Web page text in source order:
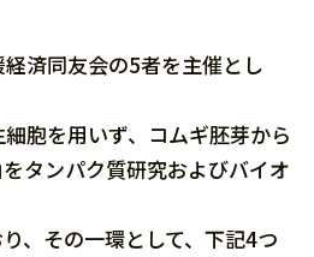
済同友会の5者を主催とし
胞を用いず、コムギ胚芽から
タンパク質研究およびバイオ
、その一環として、下記4つ